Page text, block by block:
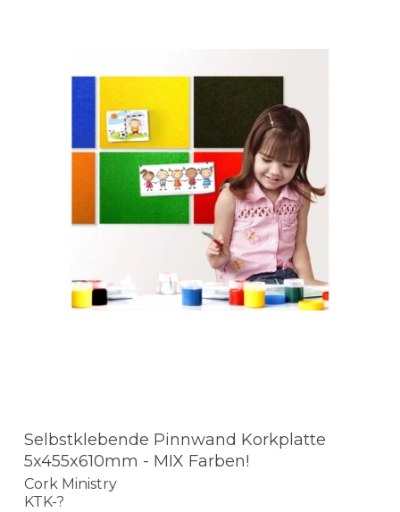
Selbstklebende Pinnwand Korkplatte
5x455x610mm - MIX Farben!
Cork Ministry
KTK-?